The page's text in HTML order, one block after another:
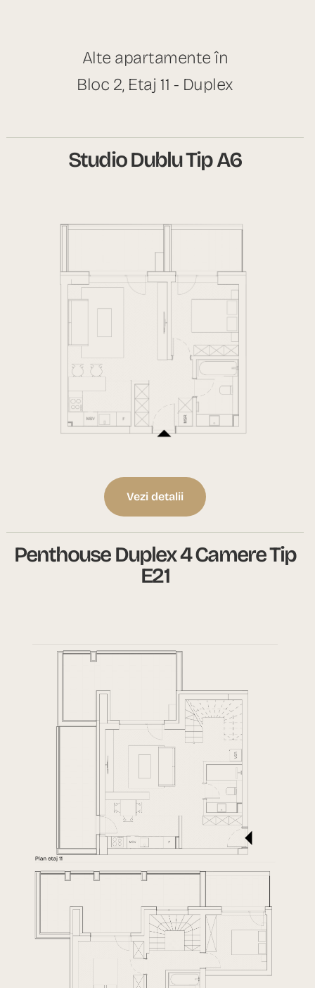
Alte apartamente în
Bloc 2, Etaj 11 - Duplex
Studio Dublu Tip A6
Vezi detalii
Penthouse Duplex 4 Camere Tip
E21